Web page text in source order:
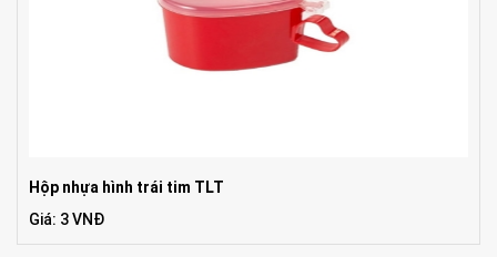
Hộp nhựa hình trái tim TLT
Giá: 3 VNĐ